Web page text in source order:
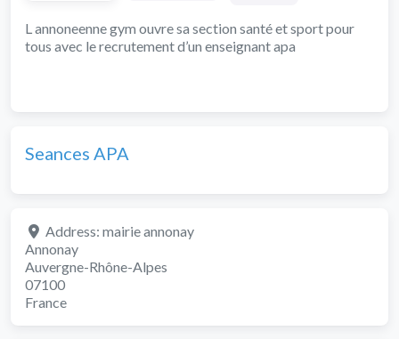
L annoneenne gym ouvre sa section santé et sport pour
tous avec le recrutement d’un enseignant apa
Seances APA
Address: mairie annonay
Annonay
Auvergne-Rhône-Alpes
07100
France